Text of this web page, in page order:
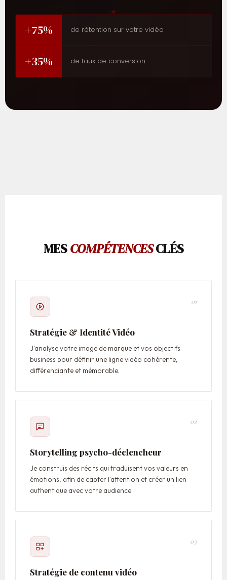
+75% de rétention sur votre vidéo
+35% de taux de conversion
MESCOMPÉTENCESCLÉS
01
Stratégie & Identité Vidéo
J'analyse votre image de marque et vos objectifs
business pour définir une ligne vidéo cohérente,
différenciante et mémorable.
02
Storytelling psycho-déclencheur
Je construis des récits qui traduisent vos valeurs en
émotions, afin de capter l'attention et créer un lien
authentique avec votre audience.
03
Stratégie de contenu vidéo